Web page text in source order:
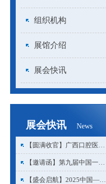
组织机构
展馆介绍
展会快讯
展会快讯 News
【圆满收官】广西口腔医…
【邀请函】第九届中国一…
【盛会启航】2025中国—…